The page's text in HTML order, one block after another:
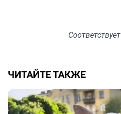
Соответствует
ЧИТАЙТЕ ТАКЖЕ